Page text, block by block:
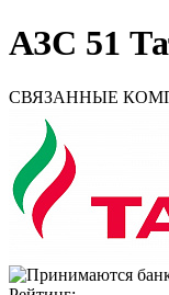
АЗС 51
СВЯЗАННЫЕ